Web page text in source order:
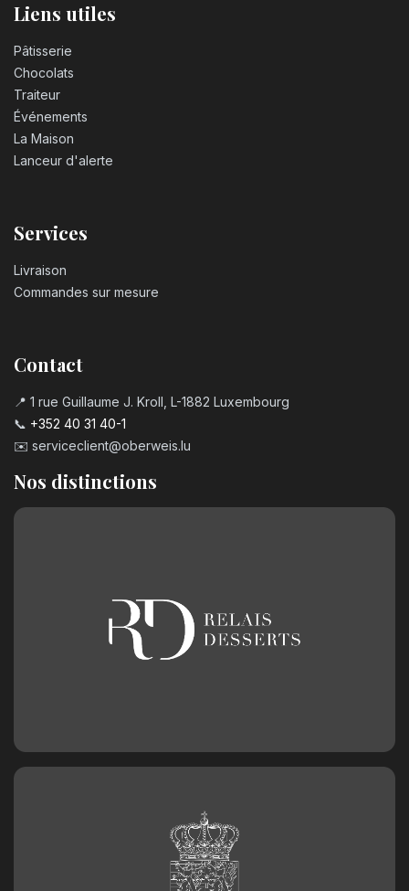
Liens utiles
Pâtisserie
Chocolats
Traiteur
Événements
La Maison
Lanceur d'alerte
Services
Livraison
Commandes sur mesure
Contact
📍 1 rue Guillaume J. Kroll, L-1882 Luxembourg
📞 +352 40 31 40-1
✉️ serviceclient@oberweis.lu
Nos distinctions